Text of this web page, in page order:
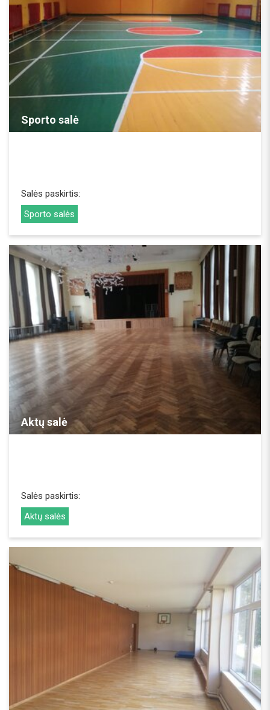
Sporto salė
Salės paskirtis:
Sporto salės
REZERVUOTI
Aktų salė
Salės paskirtis:
Aktų salės
REZERVUOTI
REZERVUOTI